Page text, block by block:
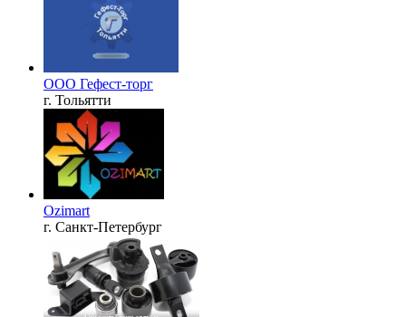
ООО Гефест-торг
г. Тольятти
Ozimart
г. Санкт-Петербург